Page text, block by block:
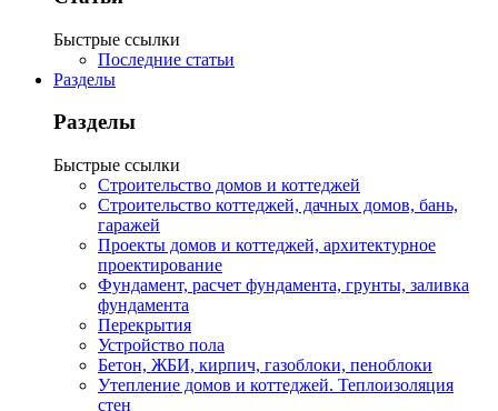
Быстрые ссылки
Последние статьи
Разделы
Разделы
Быстрые ссылки
Строительство домов и коттеджей
Строительство коттеджей, дачных домов, бань,
гаражей
Проекты домов и коттеджей, архитектурное
проектирование
Фундамент, расчет фундамента, грунты, заливка
фундамента
Перекрытия
Устройство пола
Бетон, ЖБИ, кирпич, газоблоки, пеноблоки
Утепление домов и коттеджей. Теплоизоляция
стен